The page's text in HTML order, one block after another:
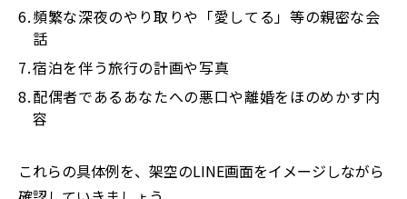
頻繁な深夜のやり取りや「愛してる」等の親密な会
話
宿泊を伴う旅行の計画や写真
配偶者であるあなたへの悪口や離婚をほのめかす内
容
これらの具体例を、架空のLINE画面をイメージしながら